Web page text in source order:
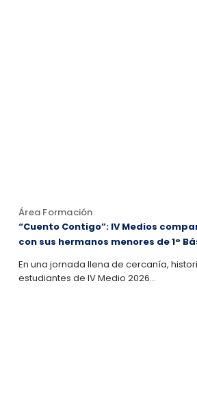
Área Formación
“Cuento Contigo”: IV Medios
con sus hermanos menores de 1°
En una jornada llena de cercanía,
estudiantes de IV Medio 2026…